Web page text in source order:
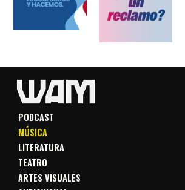
PODCAST
MÚSICA
LITERATURA
TEATRO
ARTES VISUALES